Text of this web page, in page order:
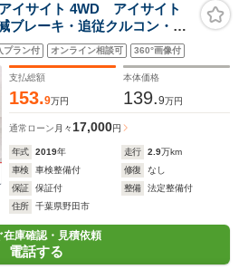
イサイト 4WD アイサイト
ブレーキ・追従クルコン・誤
キープ)/LEDヘッドランプ/左
ト/カロッツェリアナビ/バッ
プラン付 オンライン相談可 360°画像付
支払総額
153.9万円
本体価格
139.9万円
通常ローン 月々 17,000円
年式 2019年 走行 2.9万km
車検
車検整備付 修復
なし
保証
保証付 整備
法定整備付
住所
千葉県野田市
在庫確認・見積依頼
電話する